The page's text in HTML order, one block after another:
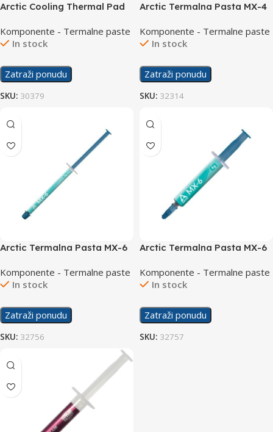
Arctic Cooling Thermal Pad
Komponente - Termalne paste
In stock
Zatraži ponudu
SKU: 30379
Arctic Termalna Pasta MX-4
Komponente - Termalne paste
In stock
Zatraži ponudu
SKU: 32314
Arctic Termalna Pasta MX-6
Komponente - Termalne paste
In stock
Zatraži ponudu
SKU: 32756
Arctic Termalna Pasta MX-6
Komponente - Termalne paste
In stock
Zatraži ponudu
SKU: 32757